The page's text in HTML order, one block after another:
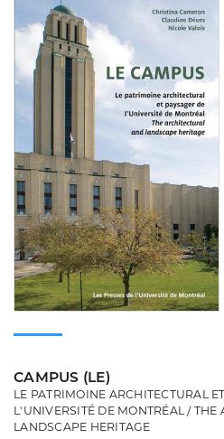
CAMPUS (LE)
LE PATRIMOINE ARCHITECTURAL
L'UNIVERSITÉ DE MONTRÉAL / THE
LANDSCAPE HERITAGE